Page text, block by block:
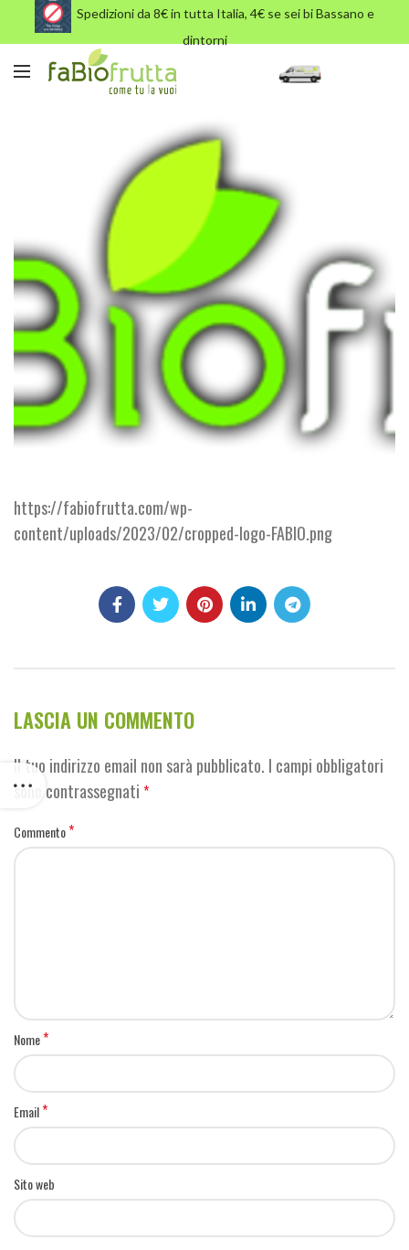
Spedizioni da 8€ in tutta Italia, 4€ se sei bi Bassano e
dintorni
cropped-logo-FABIO.png
https://fabiofrutta.com/wp-
content/uploads/2023/02/cropped-logo-FABIO.png
LASCIA UN COMMENTO
Il tuo indirizzo email non sarà pubblicato. I campi obbligatori
sono contrassegnati *
Commento*
Nome*
Email*
Sito web